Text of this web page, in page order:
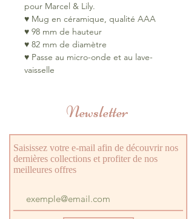
pour Marcel & Lily.
♥ Mug en céramique, qualité AAA
♥ 98 mm de hauteur
♥ 82 mm de diamètre
♥ Passe au micro-onde et au lave-
vaisselle
Newsletter
Saisissez votre e-mail afin de découvrir nos
dernières collections et profiter de nos
meilleures offres